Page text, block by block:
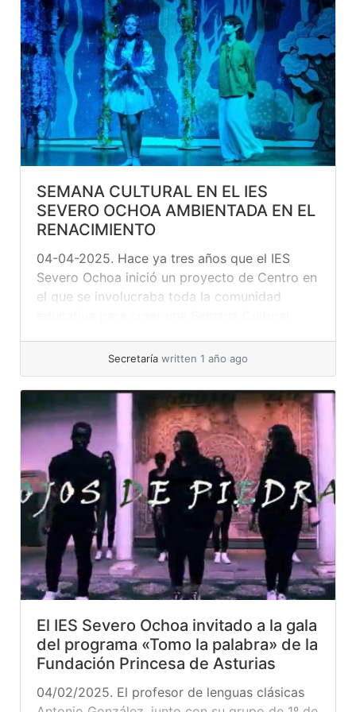
SEMANA CULTURAL EN EL IES
SEVERO OCHOA AMBIENTADA EN EL
RENACIMIENTO
04-04-2025. Hace ya tres años que el IES
Severo Ochoa inició un proyecto de Centro en
el que se involucraba toda la comunidad
hacer un recorrido por la Historia que debía
tener continuidad a lo largo de los años. Y
ya... »read more
Secretaría written 1 año ago
El IES Severo Ochoa invitado a la gala
del programa «Tomo la palabra» de la
Fundación Princesa de Asturias
04/02/2025. El profesor de lenguas clásicas